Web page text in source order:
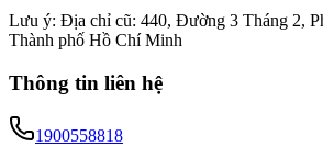
Lưu ý: Địa chỉ cũ: 440, Đường 3 Tháng 2,
Thành phố Hồ Chí Minh
Thông tin liên hệ
1900558818